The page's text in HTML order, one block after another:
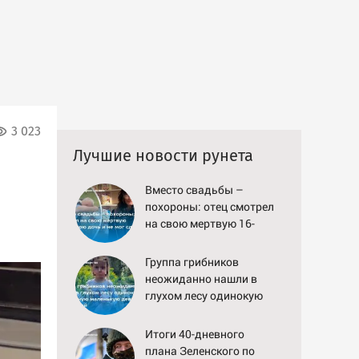
3 023
Лучшие новости рунета
Вместо свадьбы –
похороны: отец смотрел
на свою мертвую 16-
сдержать слезы
Группа грибников
неожиданно нашли в
глухом лесу одинокую
девочку с игрушкой
Итоги 40-дневного
плана Зеленского по